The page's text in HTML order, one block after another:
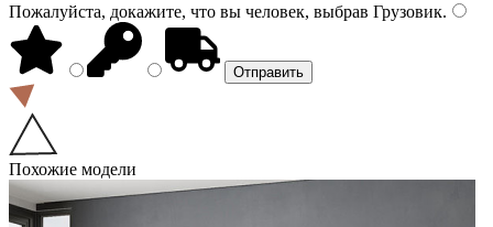
Пожалуйста, докажите, что вы человек, выбрав Грузовик.
Похожие модели